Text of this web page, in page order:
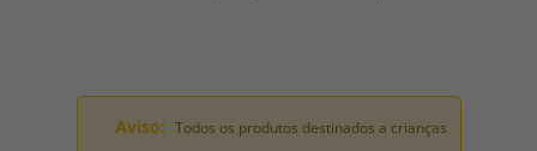
Aviso: Todos os produtos destinados a crianças